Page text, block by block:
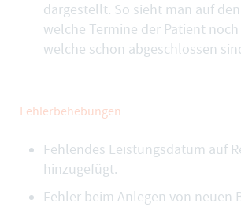
dargestellt. So sieht man auf
welche Termine der Patient
welche schon abgeschlossen
Fehlerbehebungen
Fehlendes Leistungsdatum auf
hinzugefügt.
Fehler beim Anlegen von neuen